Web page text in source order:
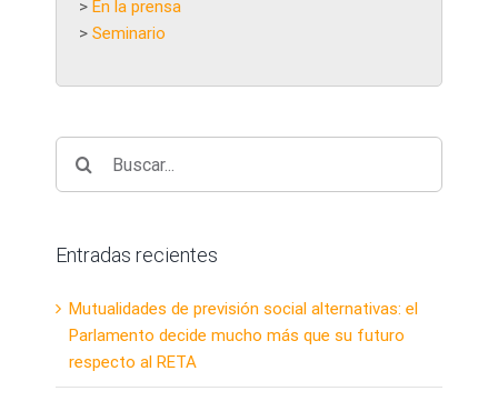
> En la prensa
> Seminario
Entradas recientes
Mutualidades de previsión social alternativas: el
Parlamento decide mucho más que su futuro
respecto al RETA